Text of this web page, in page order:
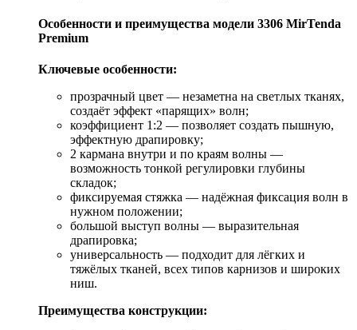
Особенности и преимущества модели 3306 MirTenda
Premium
Ключевые особенности:
прозрачный цвет — незаметна на светлых тканях,
создаёт эффект «парящих» волн;
коэффициент 1:2 — позволяет создать пышную,
эффектную драпировку;
2 кармана внутри и по краям волны —
возможность тонкой регулировки глубины
складок;
фиксируемая стяжка — надёжная фиксация волн в
нужном положении;
большой выступ волны — выразительная
драпировка;
универсальность — подходит для лёгких и
тяжёлых тканей, всех типов карнизов и широких
ниш.
Преимущества конструкции: